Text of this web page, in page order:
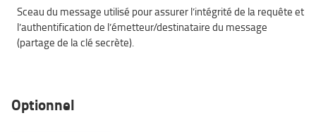
Sceau du message utilisé pour assurer l’intégrité de la requête et
l’authentification de l’émetteur/destinataire du message
(partage de la clé secrète).
Optionnel